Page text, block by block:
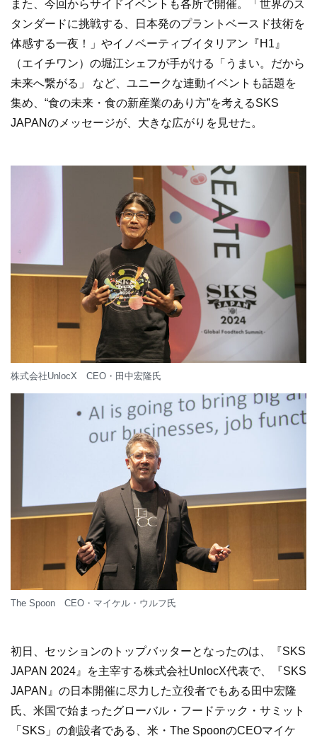
また、今回からサイドイベントも各所で開催。「世界のス
タンダードに挑戦する、日本発のプラントベースド技術を
体感する一夜！」やイノベーティブイタリアン『H1』
（エイチワン）の堀江シェフが手がける「うまい。だから
未来へ繋がる」 など、ユニークな連動イベントも話題を
集め、“食の未来・食の新産業のあり方”を考えるSKS
JAPANのメッセージが、大きな広がりを見せた。
株式会社UnlocX CEO・田中宏隆氏
The Spoon CEO・マイケル・ウルフ氏
初日、セッションのトップバッターとなったのは、『SKS
JAPAN 2024』を主宰する株式会社UnlocX代表で、『SKS
JAPAN』の日本開催に尽力した立役者でもある田中宏隆
氏、米国で始まったグローバル・フードテック・サミット
「SKS」の創設者である、米・The SpoonのCEOマイケ